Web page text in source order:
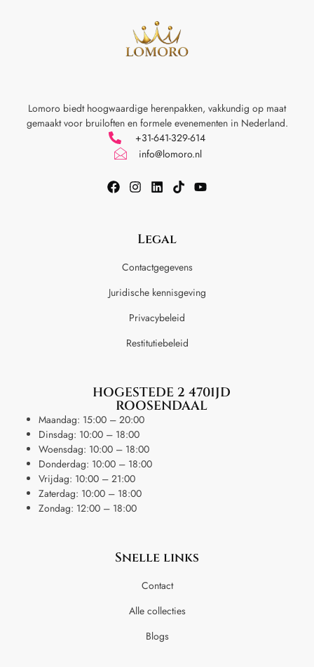
Lomoro biedt hoogwaardige herenpakken, vakkundig op maat
gemaakt voor bruiloften en formele evenementen in Nederland.
+31-641-329-614
info@lomoro.nl
Legal
Contactgegevens
Juridische kennisgeving
Privacybeleid
Restitutiebeleid
HOGESTEDE 2 4701JD
ROOSENDAAL
Maandag: 15:00 – 20:00
Dinsdag: 10:00 – 18:00
Woensdag: 10:00 – 18:00
Donderdag: 10:00 – 18:00
Vrijdag: 10:00 – 21:00
Zaterdag: 10:00 – 18:00
Zondag: 12:00 – 18:00
Snelle links
Contact
Alle collecties
Blogs